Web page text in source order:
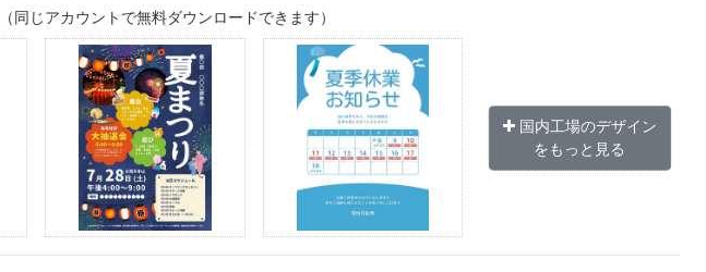
（同じアカウントで無料ダウンロードできます）
国内工場のデザイン
をもっと見る